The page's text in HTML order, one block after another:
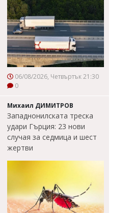
06/08/2026, Четвъртък 21:30
0
Михаил ДИМИТРОВ
Западнонилската треска
удари Гърция: 23 нови
случая за седмица и шест
жертви